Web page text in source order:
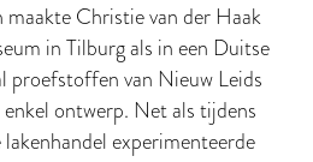
maakte Christie van der Haak
in Tilburg als in een Duitse
proefstoffen van Nieuw Leids
enkel ontwerp. Net als tijdens
experimenteerde